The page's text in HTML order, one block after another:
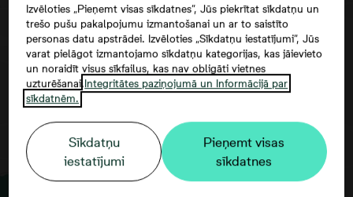
Согласие третьего лица
Izvēloties „Pieņemt visas sīkdatnes”, Jūs piekrītat sīkdatņu un
trešo pušu pakalpojumu izmantošanai un ar to saistīto
personas datu apstrādei. Izvēloties „Sīkdatņu iestatījumi”, Jūs
varat pielāgot izmantojamo sīkdatņu kategorijas, kas jāievieto
un noraidīt visus sīkfailus, kas nav obligāti vietnes
uzturēšanai.Integritātes paziņojumā un Informācijā par
sīkdatnēm.
Sīkdatņu
iestatījumi
Pieņemt visas
sīkdatnes